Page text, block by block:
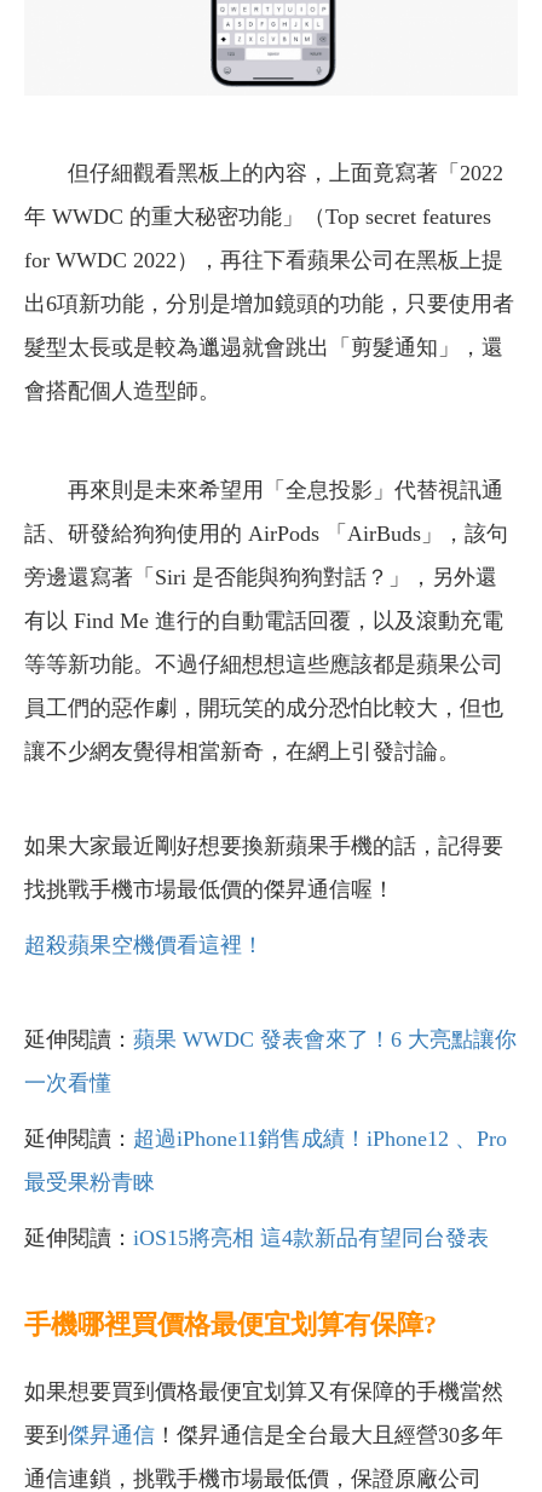
但仔細觀看黑板上的內容，上面竟寫著「2022
年 WWDC 的重大秘密功能」（Top secret features
for WWDC 2022），再往下看蘋果公司在黑板上提
出6項新功能，分別是增加鏡頭的功能，只要使用者
髮型太長或是較為邋遢就會跳出「剪髮通知」，還
會搭配個人造型師。
再來則是未來希望用「全息投影」代替視訊通
話、研發給狗狗使用的 AirPods 「AirBuds」，該句
旁邊還寫著「Siri 是否能與狗狗對話？」，另外還
有以 Find Me 進行的自動電話回覆，以及滾動充電
等等新功能。不過仔細想想這些應該都是蘋果公司
員工們的惡作劇，開玩笑的成分恐怕比較大，但也
讓不少網友覺得相當新奇，在網上引發討論。
如果大家最近剛好想要換新蘋果手機的話，記得要
找挑戰手機市場最低價的傑昇通信喔！
超殺蘋果空機價看這裡！
延伸閱讀： 蘋果 WWDC 發表會來了！6 大亮點讓你
一次看懂
延伸閱讀： 超過iPhone11銷售成績！iPhone12 、Pro
最受果粉青睞
延伸閱讀： iOS15將亮相 這4款新品有望同台發表
手機哪裡買價格最便宜划算有保障?
如果想要買到價格最便宜划算又有保障的手機當然
要到 傑昇通信 ！傑昇通信是全台最大且經營30多年
通信連鎖，挑戰手機市場最低價，保證原廠公司